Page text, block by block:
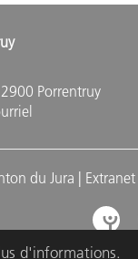
d'informations.
Porrentruy
du Jura | Extranet|